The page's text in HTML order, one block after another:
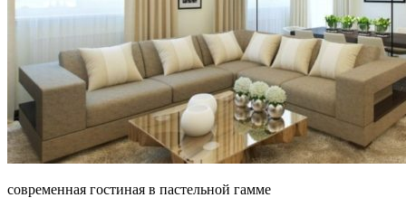
современная гостиная в пастельной гамме